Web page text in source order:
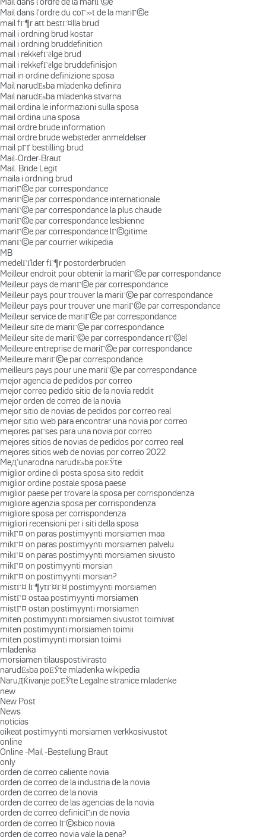
Mail dans l'ordre du coГ»t de la mariГ©e
mail fГ¶r att bestГ¤lla brud
mail i ordning brud kostar
mail i ordning bruddefinition
mail i rekkefГёlge brud
mail i rekkefГёlge bruddefinisjon
mail in ordine definizione sposa
Mail narudЕѕba mladenka definira
Mail narudЕѕba mladenka stvarna
mail ordina le informazioni sulla sposa
mail ordina una sposa
mail ordre brude information
mail ordre brude websteder anmeldelser
mail pГҐ bestilling brud
Mail-Order-Braut
Mail. Bride Legit
maila i ordning brud
mariГ©e par correspondance
mariГ©e par correspondance internationale
mariГ©e par correspondance la plus chaude
mariГ©e par correspondance lesbienne
mariГ©e par correspondance lГ©gitime
mariГ©e par courrier wikipedia
MB
medelГҐlder fГ¶r postorderbruden
Meilleur endroit pour obtenir la mariГ©e par correspondance
Meilleur pays de mariГ©e par correspondance
Meilleur pays pour trouver la mariГ©e par correspondance
Meilleur pays pour trouver une mariГ©e par correspondance
Meilleur service de mariГ©e par correspondance
Meilleur site de mariГ©e par correspondance
Meilleur site de mariГ©e par correspondance rГ©el
Meilleure entreprise de mariГ©e par correspondance
Meilleure mariГ©e par correspondance
meilleurs pays pour une mariГ©e par correspondance
mejor agencia de pedidos por correo
mejor correo pedido sitio de la novia reddit
mejor orden de correo de la novia
mejor sitio de novias de pedidos por correo real
mejor sitio web para encontrar una novia por correo
mejores paГ­ses para una novia por correo
mejores sitios de novias de pedidos por correo real
mejores sitios web de novias por correo 2022
MeД‘unarodna narudЕѕba poЕЎte
miglior ordine di posta sposa sito reddit
miglior ordine postale sposa paese
miglior paese per trovare la sposa per corrispondenza
migliore agenzia sposa per corrispondenza
migliore sposa per corrispondenza
migliori recensioni per i siti della sposa
mikГ¤ on paras postimyynti morsiamen maa
mikГ¤ on paras postimyynti morsiamen palvelu
mikГ¤ on paras postimyynti morsiamen sivusto
mikГ¤ on postimyynti morsian
mikГ¤ on postimyynti morsian?
mistГ¤ lГ¶ytГ¤Г¤ postimyynti morsiamen
mistГ¤ ostaa postimyynti morsiamen
mistГ¤ ostan postimyynti morsiamen
miten postimyynti morsiamen sivustot toimivat
miten postimyynti morsiamen toimii
miten postimyynti morsian toimii
mladenka
morsiamen tilauspostivirasto
narudЕѕba poЕЎte mladenka wikipedia
NaruДЌivanje poЕЎte Legalne stranice mladenke
new
New Post
News
noticias
oikeat postimyynti morsiamen verkkosivustot
online
Online -Mail -Bestellung Braut
only
orden de correo caliente novia
orden de correo de la industria de la novia
orden de correo de la novia
orden de correo de las agencias de la novia
orden de correo definiciГіn de novia
orden de correo lГ©sbico novia
orden de correo novia vale la pena?